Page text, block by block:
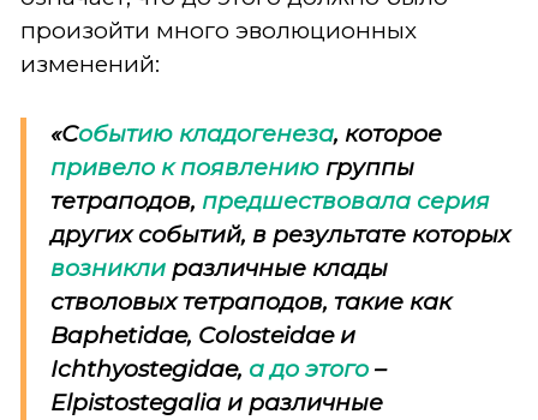
произойти много эволюционных
изменений:
«Событию кладогенеза, которое
привело к появлению группы
тетраподов, предшествовала серия
других событий, в результате которых
возникли различные клады
стволовых тетраподов, такие как
Baphetidae, Colosteidaeи
Ichthyostegidae, адо этого –
Elpistostegalia и различные